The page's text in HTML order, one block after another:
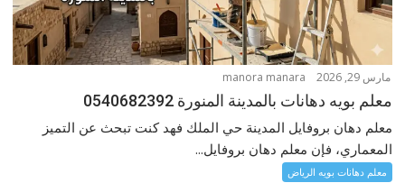
مارس 29, 2026 manora manara
معلم بويه دهانات بالمدينة المنورة 0540682392
معلم دهان بروفايل المدينة حي الملك فهد كنت تبحث عن التميز
المعماري، فإن معلم دهان بروفايل...
معلم دهانات بويه الرياض